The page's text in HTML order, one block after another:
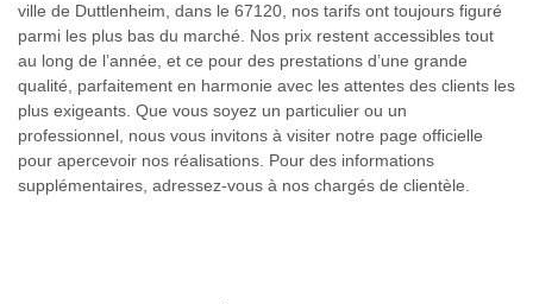
ville de Duttlenheim, dans le 67120, nos tarifs ont toujours figuré
parmi les plus bas du marché. Nos prix restent accessibles tout
au long de l’année, et ce pour des prestations d’une grande
qualité, parfaitement en harmonie avec les attentes des clients les
plus exigeants. Que vous soyez un particulier ou un
professionnel, nous vous invitons à visiter notre page officielle
pour apercevoir nos réalisations. Pour des informations
supplémentaires, adressez-vous à nos chargés de clientèle.